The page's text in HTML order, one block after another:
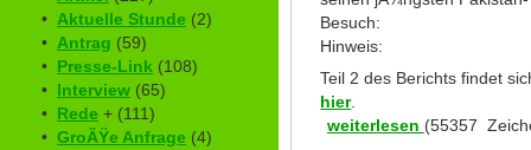
• Aktuelle Stunde (2)
• Antrag (59)
• Presse-Link (108)
• Interview (65)
• Rede + (111)
• GroÃŸe Anfrage (4)
Besuch:
Hinweis:
Teil 2 des Berichts findet
hier.
weiterlesen (55357